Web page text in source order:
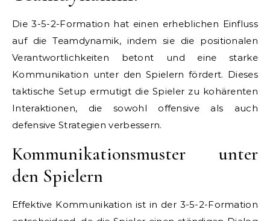
Die 3-5-2-Formation hat einen erheblichen Einfluss
auf die Teamdynamik, indem sie die positionalen
Verantwortlichkeiten betont und eine starke
Kommunikation unter den Spielern fördert. Dieses
taktische Setup ermutigt die Spieler zu kohärenten
Interaktionen, die sowohl offensive als auch
defensive Strategien verbessern.
Kommunikationsmuster unter
den Spielern
Effektive Kommunikation ist in der 3-5-2-Formation